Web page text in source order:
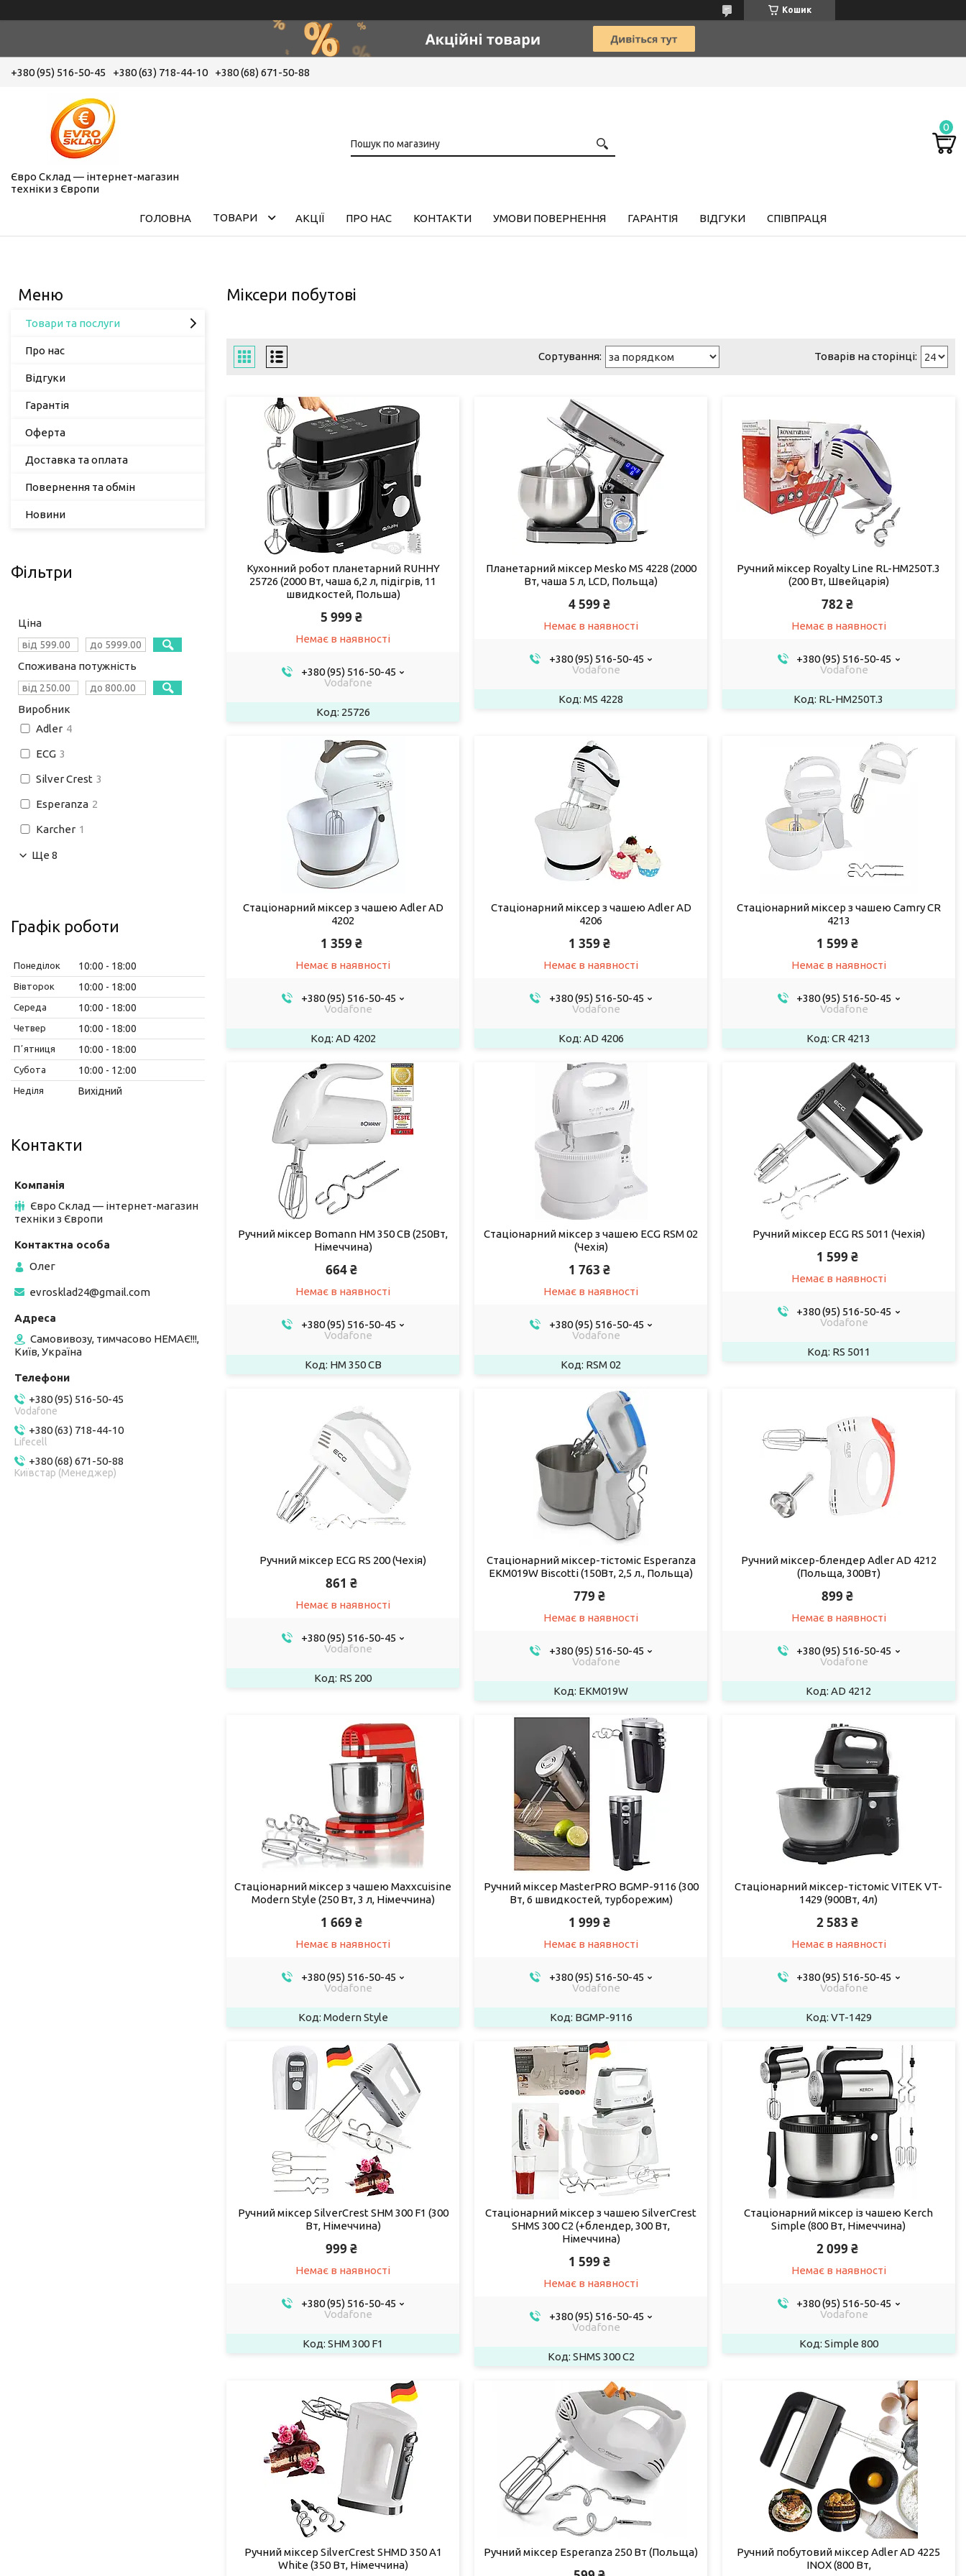
Кошик
+380 (95) 516-50-45 +380 (63) 718-44-10 +380 (68) 671-50-88
Євро Склад — інтернет-магазин
техніки з Європи
ГОЛОВНА ТОВАРИ АКЦІЇ ПРО НАС КОНТАКТИ УМОВИ ПОВЕРНЕННЯ ГАРАНТІЯ ВІДГУКИ СПІВПРАЦЯ
Міксери побутові
Кухонний робот планетарний RUHHY
25726 (2000 Вт, чаша 6,2 л, підігрів, 11
швидкостей, Польша)
5 999 ₴
Немає в наявності
+380 (95) 516-50-45
Vodafone
25726
Планетарний міксер Mesko MS 4228 (2000
Вт, чаша 5 л, LCD, Польща)
4 599 ₴
Немає в наявності
+380 (95) 516-50-45
Vodafone
MS 4228
Ручний міксер Royalty Line RL-HM250T.3
(200 Вт, Швейцарія)
782 ₴
Немає в наявності
+380 (95) 516-50-45
Vodafone
RL-HM250T.3
Стаціонарний міксер з чашею Adler AD
4202
1 359 ₴
Немає в наявності
+380 (95) 516-50-45
Vodafone
AD 4202
Стаціонарний міксер з чашею Adler AD
4206
1 359 ₴
Немає в наявності
+380 (95) 516-50-45
Vodafone
AD 4206
Стаціонарний міксер з чашею Camry CR
4213
1 599 ₴
Немає в наявності
+380 (95) 516-50-45
Vodafone
CR 4213
Ручний міксер Bomann HM 350 CB (250Вт,
Німеччина)
664 ₴
Немає в наявності
+380 (95) 516-50-45
Vodafone
HM 350 CB
Стаціонарний міксер з чашею ECG RSM 02
(Чехія)
1 763 ₴
Немає в наявності
+380 (95) 516-50-45
Vodafone
RSM 02
Ручний міксер ECG RS 5011 (Чехія)
1 599 ₴
Немає в наявності
+380 (95) 516-50-45
Vodafone
RS 5011
Ручний міксер ECG RS 200 (Чехія)
861 ₴
Немає в наявності
+380 (95) 516-50-45
Vodafone
RS 200
Стаціонарний міксер-тістоміс Esperanza
EKM019W Biscotti (150Вт, 2,5 л., Польща)
779 ₴
Немає в наявності
+380 (95) 516-50-45
Vodafone
EKM019W
Ручний міксер-блендер Adler AD 4212
(Польща, 300Вт)
899 ₴
Немає в наявності
+380 (95) 516-50-45
Vodafone
AD 4212
Стаціонарний міксер з чашею Maxxcuisine
Modern Style (250 Вт, 3 л, Німеччина)
1 669 ₴
Немає в наявності
+380 (95) 516-50-45
Vodafone
Modern Style
Ручний міксер MasterPRO BGMP-9116 (300
Вт, 6 швидкостей, турборежим)
1 999 ₴
Немає в наявності
+380 (95) 516-50-45
Vodafone
BGMP-9116
Стаціонарний міксер-тістоміс VITEK VT-
1429 (900Вт, 4л)
2 583 ₴
Немає в наявності
+380 (95) 516-50-45
Vodafone
VT-1429
Ручний міксер SilverCrest SHM 300 F1 (300
Вт, Німеччина)
999 ₴
Немає в наявності
+380 (95) 516-50-45
Vodafone
SHM 300 F1
Стаціонарний міксер з чашею SilverCrest
SHMS 300 C2 (+блендер, 300 Вт,
Німеччина)
1 599 ₴
Немає в наявності
+380 (95) 516-50-45
Vodafone
SHMS 300 C2
Стаціонарний міксер із чашею Kerch
Simple (800 Вт, Німеччина)
2 099 ₴
Немає в наявності
+380 (95) 516-50-45
Vodafone
Simple 800
Ручний міксер SilverCrest SHMD 350 A1
White (350 Вт, Німеччина)
Ручний міксер Esperanza 250 Вт (Польща)
Ручний побутовий міксер Adler AD 4225
INOX (800 Вт,
Товари та послуги
Про нас
Відгуки
Гарантія
Оферта
Доставка та оплата
Повернення та обмін
Новини
Фільтри
Ціна
Споживана потужність
Виробник
Adler 4
ECG 3
Silver Crest 3
Esperanza 2
Karcher 1
Ще 8
Графік роботи
Понеділок 10:00 18:00
Вівторок 10:00 18:00
Середа 10:00 18:00
Четвер 10:00 18:00
Пʼятниця 10:00 18:00
Субота 10:00 12:00
Неділя Вихідний
Контакти
Євро Склад — інтернет-магазин
техніки з Європи
Олег
evrosklad24@gmail.com
Самовивозу, тимчасово НЕМАЄ!!!,
Київ, Україна
+380 (95) 516-50-45
Vodafone
+380 (63) 718-44-10
Lifecell
+380 (68) 671-50-88
Київстар (Менеджер)